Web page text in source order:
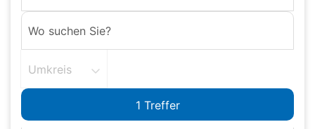
Umkreis